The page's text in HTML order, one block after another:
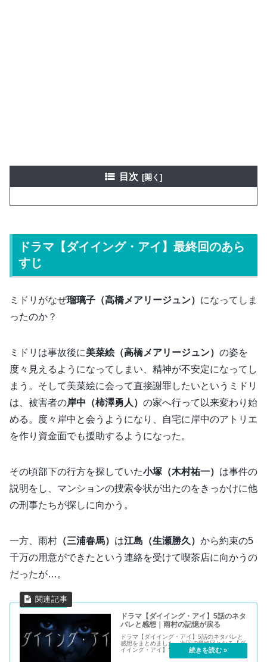
目次
ドラマ【ダイイング・アイ】最終回のあら
すじ
ミドリがなぜ瑠璃子（高橋メアリージュン） になってしま
ったのか？
ミドリは事故後に美菜絵（高橋メアリージュン） の姿を
度々見えるようになってしまい、精神が不安定になってし
まう。そして美菜絵に会って直接謝罪したいというミドリ
は、被害者の岸中（柿澤勇人） の家へ行って以来変わり始
める。度々岸中と会うようになり、自宅に岸中のアトリエ
を作り資金面でも援助するようになった。
その頃部下の行方を探していた小塚（木村祐一） は事件の
説明をし、マンションの捜索令状が出たのをきっかけに他
の刑事たちが探しに向かう。
一方、雨村 （三浦春馬） は江島（生瀬勝久） から約束の5
千万の用意ができたという連絡を受けて喫茶店に向かうの
だったが…。
ドラマ【ダイイング・アイ】5話のネタ
バレと感想｜雨村の記憶が戻る
ドラマ【ダイイング・アイ】5話のネタバレと
感想をまとめました。次回で最終回となる【ダ
イイング・アイ】です。今回雨村がやっと記憶
を取り戻します。その結果、様々な謎が解明さ